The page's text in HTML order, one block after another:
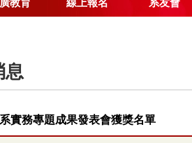
教育 線上報名 系友會
息
實務專題成果發表會獲獎名單